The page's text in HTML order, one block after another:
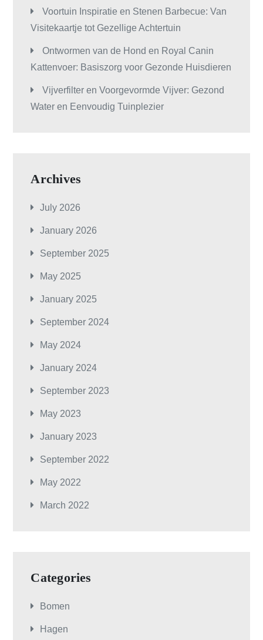
Voortuin Inspiratie en Stenen Barbecue: Van
Visitekaartje tot Gezellige Achtertuin
Ontwormen van de Hond en Royal Canin
Kattenvoer: Basiszorg voor Gezonde Huisdieren
Vijverfilter en Voorgevormde Vijver: Gezond
Water en Eenvoudig Tuinplezier
Archives
July 2026
January 2026
September 2025
May 2025
January 2025
September 2024
May 2024
January 2024
September 2023
May 2023
January 2023
September 2022
May 2022
March 2022
Categories
Bomen
Hagen